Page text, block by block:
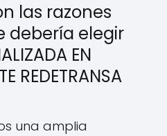
las razones
debería elegir
EN
REDETRANSA
una amplia